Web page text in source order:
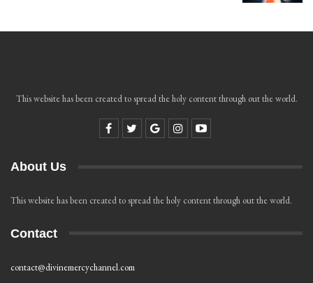
This website has been created to spread the holy content through out the world.
About Us
This website has been created to spread the holy content through out the world.
Contact
contact@divinemercychannel.com